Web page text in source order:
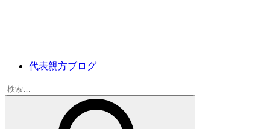
代表親方ブログ
検
索: